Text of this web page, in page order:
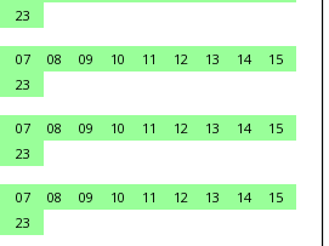
23
07 08 09 10 11 12 13 14
15
23
07 08 09 10 11 12 13 14
15
23
07 08 09 10 11 12 13 14
15
23